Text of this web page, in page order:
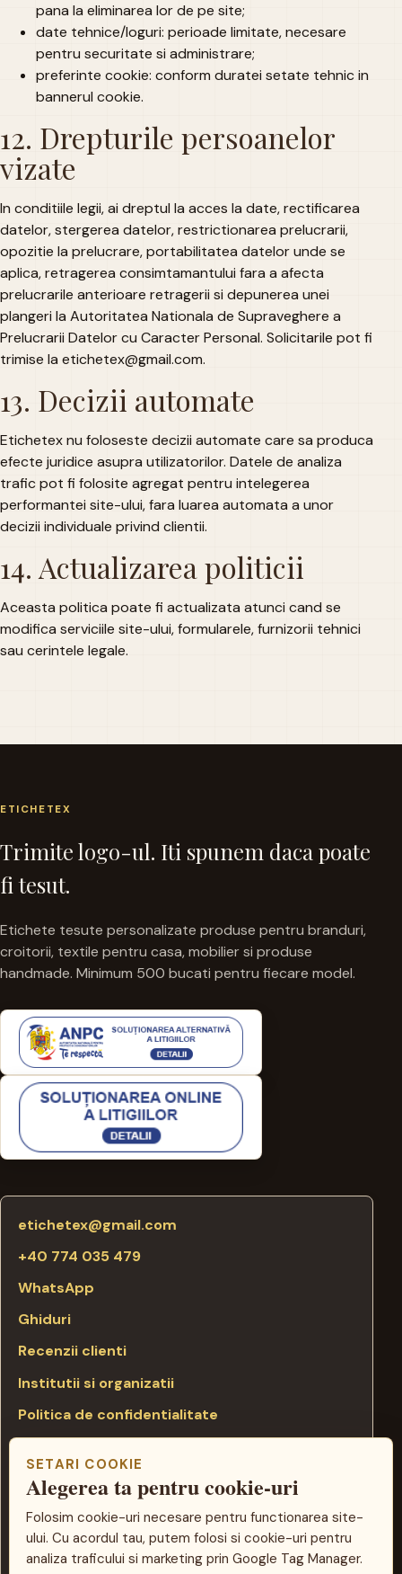
pana la eliminarea lor de pe site;
date tehnice/loguri: perioade limitate, necesare
pentru securitate si administrare;
preferinte cookie: conform duratei setate tehnic in
bannerul cookie.
12. Drepturile persoanelor
vizate
In conditiile legii, ai dreptul la acces la date, rectificarea
datelor, stergerea datelor, restrictionarea prelucrarii,
opozitie la prelucrare, portabilitatea datelor unde se
aplica, retragerea consimtamantului fara a afecta
prelucrarile anterioare retragerii si depunerea unei
plangeri la Autoritatea Nationala de Supraveghere a
Prelucrarii Datelor cu Caracter Personal. Solicitarile pot fi
trimise la etichetex@gmail.com.
13. Decizii automate
Etichetex nu foloseste decizii automate care sa produca
efecte juridice asupra utilizatorilor. Datele de analiza
trafic pot fi folosite agregat pentru intelegerea
performantei site-ului, fara luarea automata a unor
decizii individuale privind clientii.
14. Actualizarea politicii
Aceasta politica poate fi actualizata atunci cand se
modifica serviciile site-ului, formularele, furnizorii tehnici
sau cerintele legale.
ETICHETEX
Trimite logo-ul. Iti spunem daca poate
fi tesut.
Etichete tesute personalizate produse pentru branduri,
croitorii, textile pentru casa, mobilier si produse
handmade. Minimum 500 bucati pentru fiecare model.
etichetex@gmail.com
+40 774 035 479
WhatsApp
Ghiduri
Recenzii clienti
Institutii si organizatii
Politica de confidentialitate
Termeni si conditii
Setari cookie
Punct de lucru: Bulevardul Poitiers 4, Iasi
SETARI COOKIE
Alegerea ta pentru cookie-uri
Folosim cookie-uri necesare pentru functionarea site-
ului. Cu acordul tau, putem folosi si cookie-uri pentru
analiza traficului si marketing prin Google Tag Manager.